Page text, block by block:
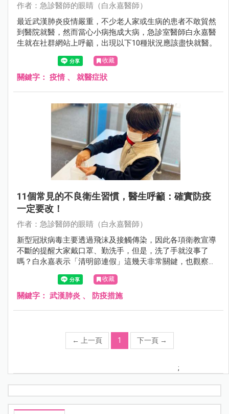
作者：急診醫師的眼睛（白永嘉醫師）
最近武漢肺炎疫情嚴重，不少老人家或生病的患者不敢貿然
到醫院就醫，然而當心小病拖成大病，急診室醫師白永嘉醫
生就在社群網站上呼籲，出現以下10種狀況應該盡快就醫。
收藏
關鍵字： 疫情 、 就醫症狀
11個常見的不良衛生習慣，醫生呼籲：確實防疫
一定要改！
作者：急診醫師的眼睛（白永嘉醫師）
新型冠狀病毒主要透過飛沫及接觸傳染，因此各項衛教宣導
不斷的提醒大家戴口罩、勤洗手，但是，洗了手就沒事了
嗎？白永嘉表示「清明節連假」這幾天非常關鍵，也觀察到
大家最容易忽視的11種不良衛生習慣，最好可以改過來，來
看看你有沒有......
收藏
關鍵字： 武漢肺炎 、 防疫措施
← 上一頁 1 下一頁 →
;